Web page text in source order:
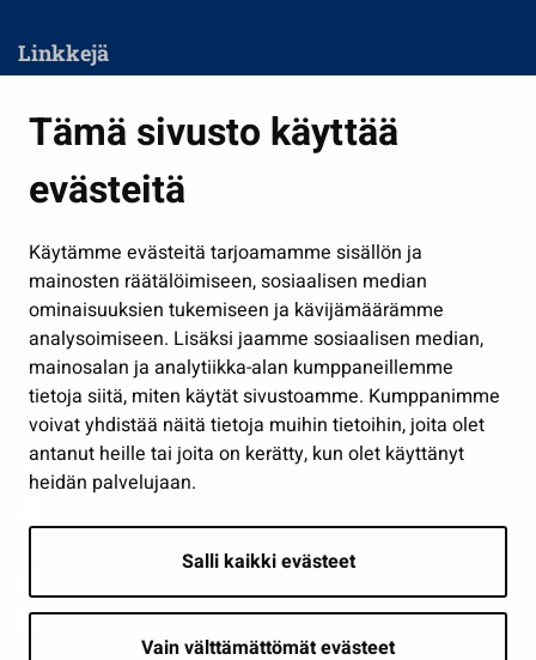
Tämä sivusto käyttää
evästeitä
Käytämme evästeitä tarjoamamme sisällön ja
mainosten räätälöimiseen, sosiaalisen median
ominaisuuksien tukemiseen ja kävijämäärämme
analysoimiseen. Lisäksi jaamme sosiaalisen median,
mainosalan ja analytiikka-alan kumppaneillemme
tietoja siitä, miten käytät sivustoamme. Kumppanimme
voivat yhdistää näitä tietoja muihin tietoihin, joita olet
antanut heille tai joita on kerätty, kun olet käyttänyt
heidän palvelujaan.
Salli kaikki evästeet
Vain välttämättömät evästeet
Linkkejä
Kasvatus ja opetus
Kulttuuri ja liikunta
Työ ja yrittäminen
Osallistu ja asioi
Näytä omat evästeasetukseni
Seuraa meitä